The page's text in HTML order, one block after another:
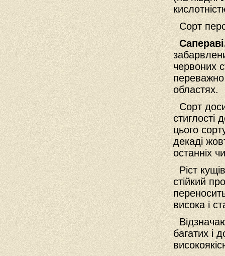
Сорт
червоних
переважно
областях.
Сорт
стиглості
цього
декаді
останніх
Ріст
стійкий
висока і
багатих і